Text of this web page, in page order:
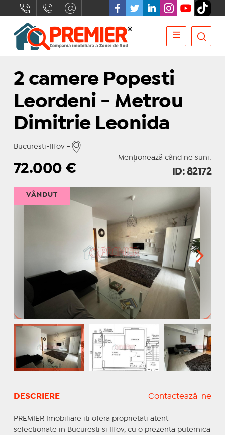
2 camere Popesti
Leordeni - Metrou
Dimitrie Leonida
Bucuresti-Ilfov -
Menționează când ne suni:
72.000€ ID: 82172
VÂNDUT
DESCRIERE Contactează-ne
PREMIER Imobiliare iti ofera proprietati atent
selectionate in Bucuresti si Ilfov, cu o prezenta puternica